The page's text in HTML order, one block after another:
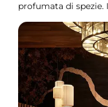
profumata di spezie.
fermento ai sensi.
prendono vita dietro
città.Dai cercatori di
spalla e